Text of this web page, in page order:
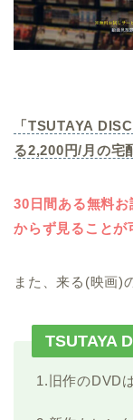
「TSUTAYA
る2,200円/月の宅
30日間ある無料
からず見ることが
また、来る(映画)
TSUTAYA
1.旧作のDVD